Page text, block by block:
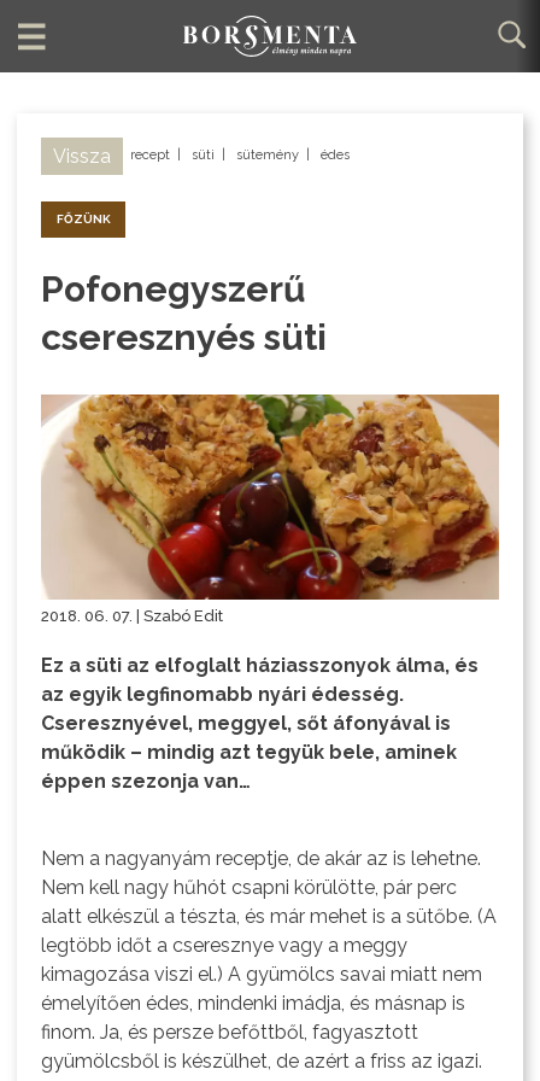
Vissza recept süti sütemény édes
FŐZÜNK
Pofonegyszerű
cseresznyés süti
2018. 06. 07. | Szabó Edit
Ez a süti az elfoglalt háziasszonyok álma, és
az egyik legfinomabb nyári édesség.
Cseresznyével, meggyel, sőt áfonyával is
működik – mindig azt tegyük bele, aminek
éppen szezonja van…
Nem a nagyanyám receptje, de akár az is lehetne.
Nem kell nagy hűhót csapni körülötte, pár perc
alatt elkészül a tészta, és már mehet is a sütőbe. (A
legtöbb időt a cseresznye vagy a meggy
kimagozása viszi el.) A gyümölcs savai miatt nem
émelyítően édes, mindenki imádja, és másnap is
finom. Ja, és persze befőttből, fagyasztott
gyümölcsből is készülhet, de azért a friss az igazi.